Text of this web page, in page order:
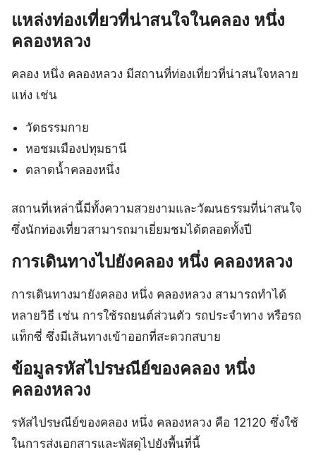
แหล่งท่องเที่ยวที่น่าสนใจในคลอง หนึ่ง
คลองหลวง
คลอง หนึ่ง คลองหลวง มีสถานที่ท่องเที่ยวที่น่าสนใจหลาย
แห่ง เช่น
วัดธรรมกาย
หอชมเมืองปทุมธานี
ตลาดน้ำคลองหนึ่ง
สถานที่เหล่านี้มีทั้งความสวยงามและวัฒนธรรมที่น่าสนใจ
ซึ่งนักท่องเที่ยวสามารถมาเยี่ยมชมได้ตลอดทั้งปี
การเดินทางไปยังคลอง หนึ่ง คลองหลวง
การเดินทางมายังคลอง หนึ่ง คลองหลวง สามารถทำได้
หลายวิธี เช่น การใช้รถยนต์ส่วนตัว รถประจำทาง หรือรถ
แท็กซี่ ซึ่งมีเส้นทางเข้าออกที่สะดวกสบาย
ข้อมูลรหัสไปรษณีย์ของคลอง หนึ่ง
คลองหลวง
รหัสไปรษณีย์ของคลอง หนึ่ง คลองหลวง คือ 12120 ซึ่งใช้
ในการส่งเอกสารและพัสดุไปยังพื้นที่นี้